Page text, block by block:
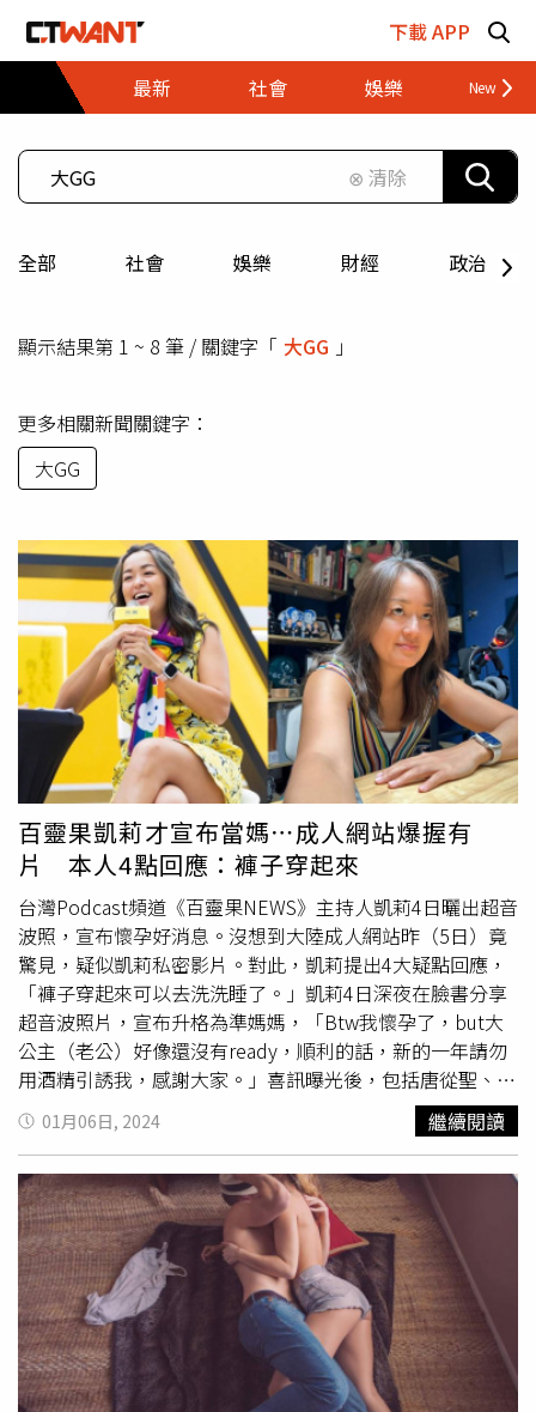
下載 APP
最新
社會 娛樂 財經
⊗ 清除
全部 社會 娛樂 財經 政治
顯示結果第 1 ~ 8 筆 / 關鍵字「 大GG 」
更多相關新聞關鍵字：
大GG
百靈果凱莉才宣布當媽⋯成人網站爆握有
片 本人4點回應：褲子穿起來
台灣Podcast頻道《百靈果NEWS》主持人凱莉4日曬出超音
波照，宣布懷孕好消息。沒想到大陸成人網站昨（5日）竟
驚見，疑似凱莉私密影片。對此，凱莉提出4大疑點回應，
「褲子穿起來可以去洗洗睡了。」凱莉4日深夜在臉書分享
超音波照片，宣布升格為準媽媽，「Btw我懷孕了，but大
公主（老公）好像還沒有ready，順利的話，新的一年請勿
用酒精引誘我，感謝大家。」喜訊曝光後，包括唐從聖、
Joeman、蔡阿嘎等名人好友紛紛留言祝賀，笑虧「妳也有
今天」、「Wow！恭喜！（是不是要開始注意胎教
了）」、「恭喜老爺賀喜夫人，讓他生讓他生」。怎料到昨
（5日）大陸成人網站開始出現有關百靈果私密片的文章，
標題與內文提到「熟婦」、「喜歡吃這個」、「淪陷」、
「偷情」等。對此，凱莉正面回應，在這邊指出4大疑點，
「我們沒有百萬，我們不是深綠，我喜歡大GG但從來不放
嘴裡，我不是熟婦，我是孕婦，褲子穿起來可以去洗洗睡
了。」不少人看完後，紛紛留言「台灣大瓜」、「真的是孕
婦了恭喜」、「面對謠言就是要直球對決」、「凱莉的卵很
給力」、「未演先轟動」。
01月06日, 2024 繼續閱讀